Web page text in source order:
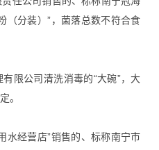
（分装）”，菌落总数不符合食
公司清洗消毒的“大碗”，大
。
经营店”销售的、标称南宁市